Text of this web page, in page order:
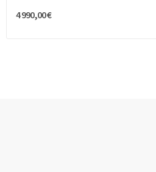
4 990,00 €